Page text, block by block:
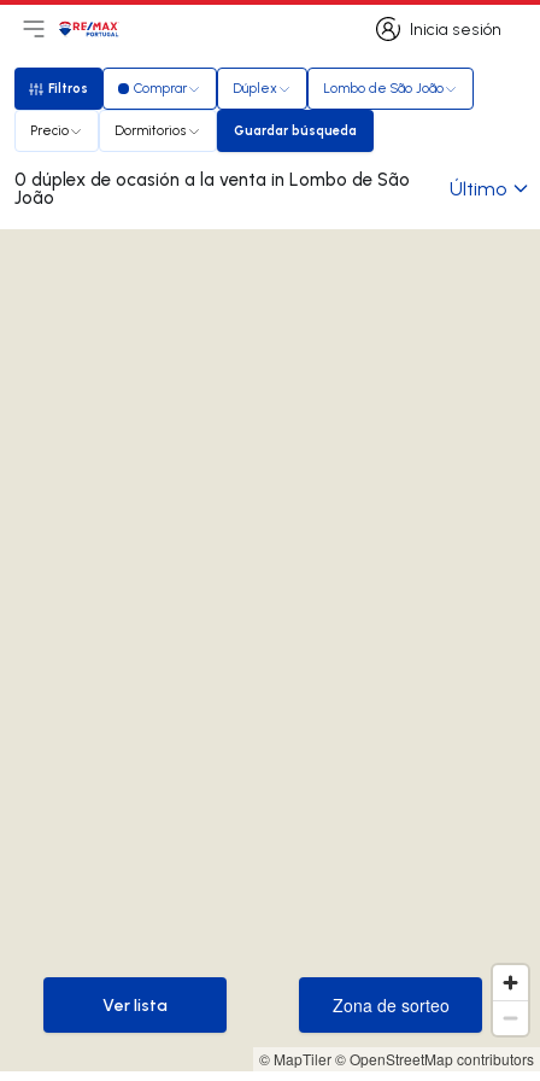
Inicia sesión
Inicia sesión
Abrir el menú principal
Logotipo
Filtros
Filtros Comprar Dúplex Lombo de São João
Precio Dormitorios Guardar búsqueda
Guardar búsqueda
0 dúplex de ocasión a la venta in Lombo de São
João Último
© MapTiler© OpenStreetMap contributors
Zona de sorteo
Zona de sorteo
Ver lista
Ver lista